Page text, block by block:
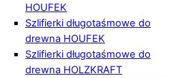
HOUFEK
Szlifierki długotaśmowe do
drewna HOUFEK
Szlifierki długotaśmowe do
drewna HOLZKRAFT